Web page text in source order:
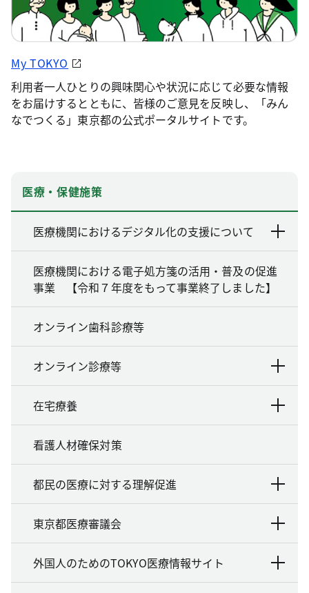
My TOKYO
利用者一人ひとりの興味関心や状況に応じて必要な情報
をお届けするとともに、皆様のご意見を反映し、「みん
なでつくる」東京都の公式ポータルサイトです。
医療・保健施策
医療機関におけるデジタル化の支援について
医療機関における電子処方箋の活用・普及の促進
事業 【令和７年度をもって事業終了しました】
オンライン歯科診療等
オンライン診療等
在宅療養
看護人材確保対策
都民の医療に対する理解促進
東京都医療審議会
外国人のためのTOKYO医療情報サイト